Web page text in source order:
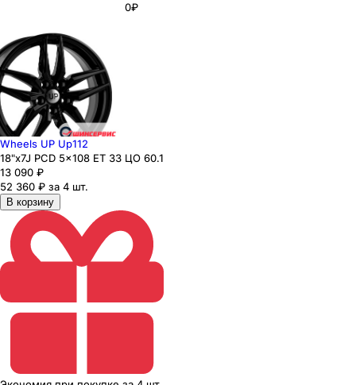
0₽
Wheels UP Up112
18"x7J PCD 5x108 ЕТ 33 ЦО 60.1
13 090 ₽
52 360 ₽ за 4 шт.
В корзину